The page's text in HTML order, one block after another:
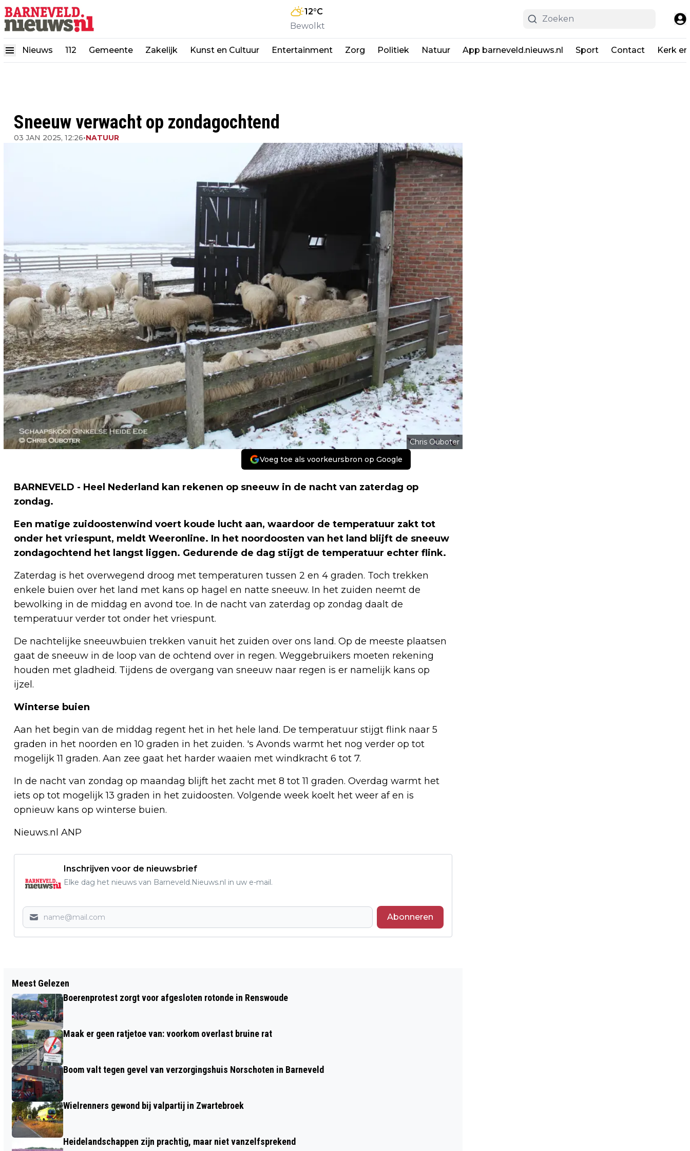
12°C
Bewolkt
Nieuws 112 Gemeente Zakelijk Kunst en Cultuur Entertainment Zorg Politiek Natuur App barneveld.nieuws.nl Sport Contact Kerk
Sneeuw verwacht op zondagochtend
03 JAN 2025, 12:26•NATUUR
Chris Ouboter
Voeg toe als voorkeursbron op Google
BARNEVELD - Heel Nederland kan rekenen op sneeuw in de nacht van zaterdag op
zondag.
Een matige zuidoostenwind voert koude lucht aan, waardoor de temperatuur zakt tot
onder het vriespunt, meldt Weeronline. In het noordoosten van het land blijft de sneeuw
zondagochtend het langst liggen. Gedurende de dag stijgt de temperatuur echter flink.
Zaterdag is het overwegend droog met temperaturen tussen 2 en 4 graden. Toch trekken
enkele buien over het land met kans op hagel en natte sneeuw. In het zuiden neemt de
bewolking in de middag en avond toe. In de nacht van zaterdag op zondag daalt de
temperatuur verder tot onder het vriespunt.
De nachtelijke sneeuwbuien trekken vanuit het zuiden over ons land. Op de meeste plaatsen
gaat de sneeuw in de loop van de ochtend over in regen. Weggebruikers moeten rekening
houden met gladheid. Tijdens de overgang van sneeuw naar regen is er namelijk kans op
ijzel.
Winterse buien
Aan het begin van de middag regent het in het hele land. De temperatuur stijgt flink naar 5
graden in het noorden en 10 graden in het zuiden. 's Avonds warmt het nog verder op tot
mogelijk 11 graden. Aan zee gaat het harder waaien met windkracht 6 tot 7.
In de nacht van zondag op maandag blijft het zacht met 8 tot 11 graden. Overdag warmt het
iets op tot mogelijk 13 graden in het zuidoosten. Volgende week koelt het weer af en is
opnieuw kans op winterse buien.
Nieuws.nl ANP
Inschrijven voor de nieuwsbrief
Elke dag het nieuws van Barneveld.Nieuws.nl in uw e-mail.
Abonneren
MAN (51) UIT LUNTEREN GEWOND BIJ
STEEKINCIDENT TIJDENS
OUDEJAARSNACHT IN AMERSFOORT
Meest Gelezen
Boerenprotest zorgt voor afgesloten rotonde in Renswoude
Maak er geen ratjetoe van: voorkom overlast bruine rat
Boom valt tegen gevel van verzorgingshuis Norschoten in Barneveld
Wielrenners gewond bij valpartij in Zwartebroek
Heidelandschappen zijn prachtig, maar niet vanzelfsprekend